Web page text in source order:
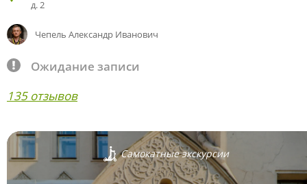
д. 2
Чепель Александр Иванович
Ожидание записи
135 отзывов
Самокатные экскурсии